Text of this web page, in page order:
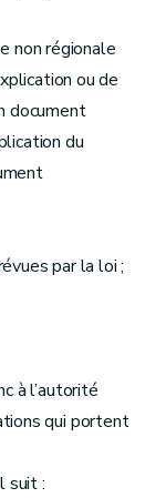
non régionale
ou de
document
du
par la loi ;
à l’autorité
qui portent
suit :